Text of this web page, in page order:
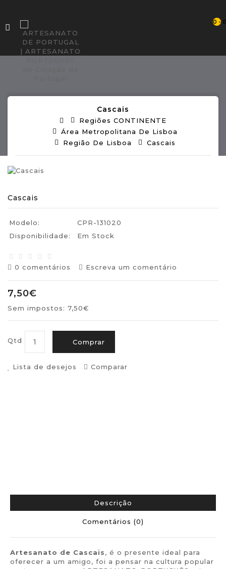
0 -
Cascais
Regiões CONTINENTE
Área Metropolitana De Lisboa
Região De Lisboa
Cascais
Cascais
Modelo:
CPR-131020
Disponibilidade:
Em Stock
0 comentários Escreva um comentário
7,50€
Sem impostos: 7,50€
Qtd Comprar
Lista de desejos Comparar
Descrição
Comentários (0)
Artesanato de Cascais, é o presente ideal para
oferecer a um amigo, foi a pensar na cultura popular